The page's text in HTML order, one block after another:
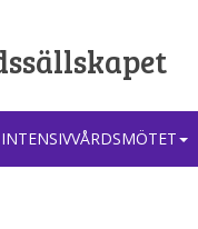
INTENSIVVÅRDSMÖTET